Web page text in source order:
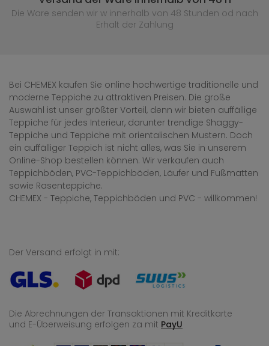
Die Ware senden wir w innerhalb von 48 Stunden od nach
Erhalt der Zahlung
Bei CHEMEX kaufen Sie online hochwertige traditionelle und
moderne Teppiche zu attraktiven Preisen. Die große
Auswahl ist unser größter Vorteil, denn wir bieten auffällige
Teppiche für jedes Interieur, darunter trendige Shaggy-
Teppiche und Teppiche mit orientalischen Mustern. Doch
ein auffälliger Teppich ist nicht alles, was Sie in unserem
Online-Shop bestellen können. Wir verkaufen auch
Teppichböden, PVC-Teppichböden, Läufer und Fußmatten
sowie Rasenteppiche.
CHEMEX - Teppiche, Teppichböden und PVC - willkommen!
Der Versand erfolgt in mit:
Die Abrechnungen der Transaktionen mit Kreditkarte
und E-Überweisung erfolgen za mit PayU